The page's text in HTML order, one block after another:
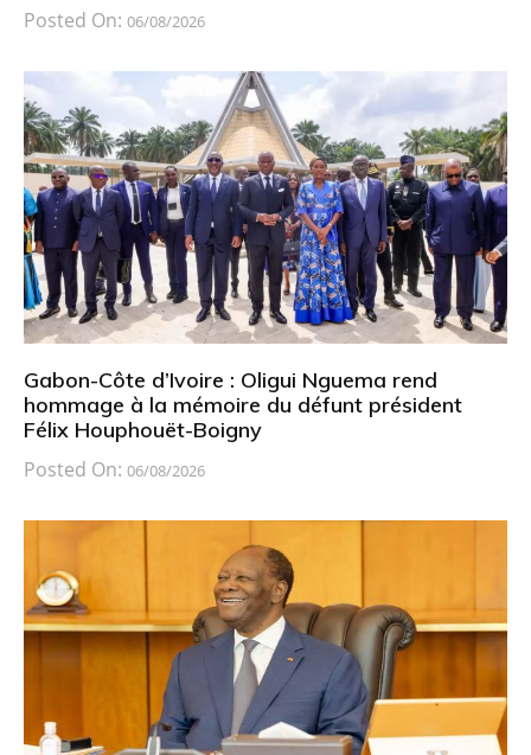
Posted On: 06/08/2026
Gabon-Côte d’Ivoire : Oligui Nguema rend
hommage à la mémoire du défunt président
Félix Houphouët-Boigny
Posted On: 06/08/2026